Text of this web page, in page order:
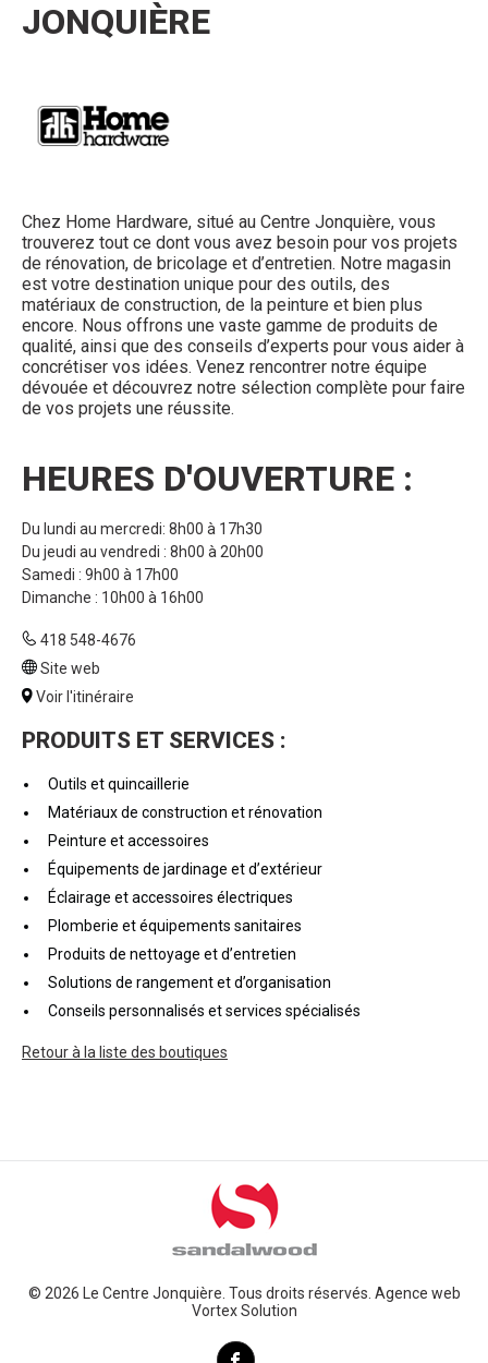
JONQUIÈRE
Chez Home Hardware, situé au Centre Jonquière, vous
trouverez tout ce dont vous avez besoin pour vos projets
de rénovation, de bricolage et d’entretien. Notre magasin
est votre destination unique pour des outils, des
matériaux de construction, de la peinture et bien plus
encore. Nous offrons une vaste gamme de produits de
qualité, ainsi que des conseils d’experts pour vous aider à
concrétiser vos idées. Venez rencontrer notre équipe
dévouée et découvrez notre sélection complète pour faire
de vos projets une réussite.
HEURES D'OUVERTURE :
Du lundi au mercredi: 8h00 à 17h30
Du jeudi au vendredi : 8h00 à 20h00
Samedi : 9h00 à 17h00
Dimanche : 10h00 à 16h00
418 548-4676
Site web
Voir l'itinéraire
PRODUITS ET SERVICES :
Outils et quincaillerie
Matériaux de construction et rénovation
Peinture et accessoires
Équipements de jardinage et d’extérieur
Éclairage et accessoires électriques
Plomberie et équipements sanitaires
Produits de nettoyage et d’entretien
Solutions de rangement et d’organisation
Conseils personnalisés et services spécialisés
Retour à la liste des boutiques
© 2026 Le Centre Jonquière. Tous droits réservés. Agence web
Vortex Solution
Facebook